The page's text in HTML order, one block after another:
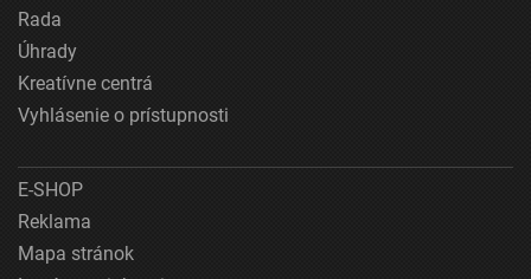
Rada
Úhrady
Kreatívne centrá
Vyhlásenie o prístupnosti
E-SHOP
Reklama
Mapa stránok